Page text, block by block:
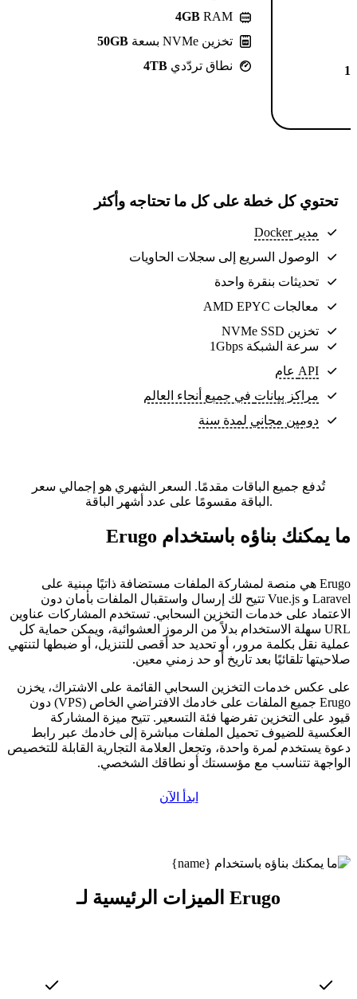
4GB RAM
تخزين NVMe بسعة
50GB
نطاق تردّدي 4TB
تحتوي كل خطة على كل ما تحتاجه وأكثر
مدير Docker
الوصول السريع إلى سجلات الحاويات
تحديثات بنقرة واحدة
معالجات AMD EPYC
تخزين NVMe SSD
سرعة الشبكة 1Gbps
API عام
مراكز بيانات في جميع أنحاء العالم
دومين مجاني لمدة سنة
تُدفع جميع الباقات مقدمًا. السعر الشهري هو إجمالي سعر
الباقة مقسومًا على عدد أشهر الباقة.
ما يمكنك بناؤه باستخدام Erugo
Erugo هي منصة لمشاركة الملفات مستضافة ذاتيًا مبنية على
Laravel و Vue.js تتيح لك إرسال واستقبال الملفات بأمان دون
الاعتماد على خدمات التخزين السحابي. تستخدم المشاركات عناوين
URL سهلة الاستخدام بدلاً من الرموز العشوائية، ويمكن حماية كل
عملية نقل بكلمة مرور، أو تحديد حد أقصى للتنزيل، أو ضبطها لتنتهي
صلاحيتها تلقائيًا بعد تاريخ أو حد زمني معين.
على عكس خدمات التخزين السحابي القائمة على الاشتراك، يخزن
Erugo جميع الملفات على خادمك الافتراضي الخاص (VPS) دون
قيود على التخزين تفرضها فئة التسعير. تتيح ميزة المشاركة
العكسية للضيوف تحميل الملفات مباشرة إلى خادمك عبر رابط
دعوة يستخدم لمرة واحدة، وتجعل العلامة التجارية القابلة للتخصيص
الواجهة تتناسب مع مؤسستك أو نطاقك الشخصي.
ابدأ الآن
الميزات الرئيسية لـ Erugo